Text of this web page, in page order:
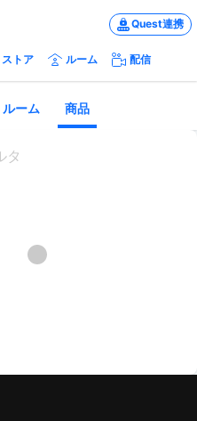
Quest連携
ストア ルーム 配信
ルーム 商品